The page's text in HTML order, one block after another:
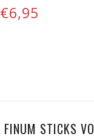
€6,95
FINUM STICKS